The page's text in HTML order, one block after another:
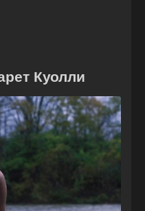
Куолли